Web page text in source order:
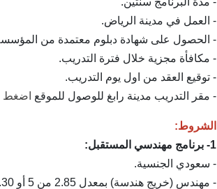
- العمل في مدينة الرياض.
- الحصول على شهادة دبلوم معتمدة من المؤسسة
- مكافأة مجزية خلال فترة التدريب.
- توقيع العقد من اول يوم التدريب.
- مقر التدريب مدينة رابغ للوصول للموقع اضغط
الشروط:
1- برنامج مهندسي المستقبل:
- سعودي الجنسية.
- مهندس (خريج هندسة) بمعدل 2.85 من 5 أو 2.30 من 4.